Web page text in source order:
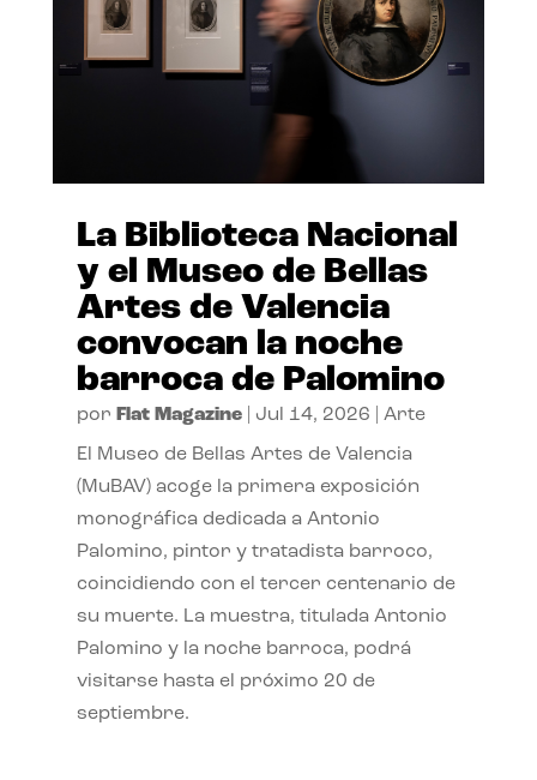
La Biblioteca Nacional
y el Museo de Bellas
Artes de Valencia
convocan la noche
barroca de Palomino
por Flat Magazine| Jul 14, 2026 Arte
El Museo de Bellas Artes de Valencia
(MuBAV) acoge la primera exposición
monográfica dedicada a Antonio
Palomino, pintor y tratadista barroco,
coincidiendo con el tercer centenario de
su muerte. La muestra, titulada Antonio
Palomino y la noche barroca, podrá
visitarse hasta el próximo 20 de
septiembre.